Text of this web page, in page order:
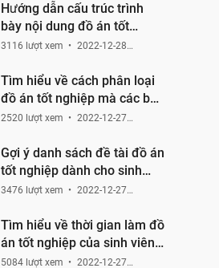
Hướng dẫn cấu trúc trình
bày nội dung đồ án tốt
nghiệp
3116 lượt xem
2022-12-28
Tìm hiểu về cách phân loại
đồ án tốt nghiệp mà các bạn
cần nắm
2520 lượt xem
2022-12-27
Gợi ý danh sách đề tài đồ án
tốt nghiệp dành cho sinh
viên CNTT
3476 lượt xem
2022-12-27
Tìm hiểu về thời gian làm đồ
án tốt nghiệp của sinh viên
CNTT
5084 lượt xem
2022-12-27